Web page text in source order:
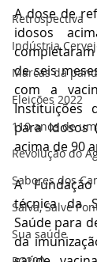
Retrospectiva
Indústria
Marcas da
Eleições 2022
110 anos de
Revolução do
Sabores dos
Salva, Salve
Sua saúde
A dose de
idosos
de seis
com a
Instituições
para Idosos
acima de 90
A
técnica da
Saúde para
da